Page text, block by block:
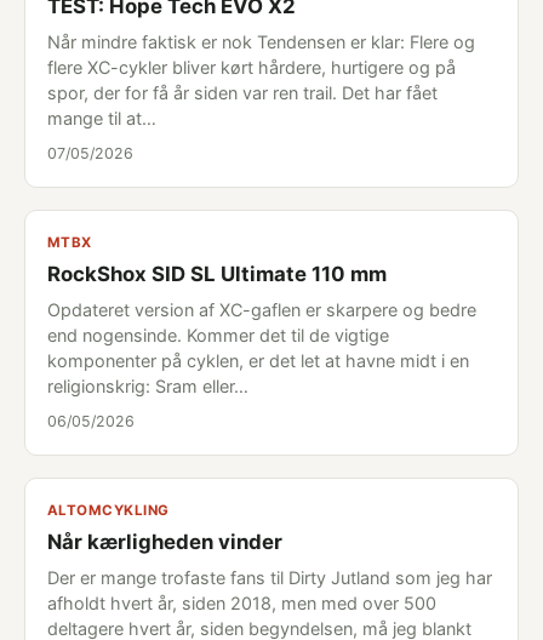
TEST: Hope Tech EVO X2
Når mindre faktisk er nok Tendensen er klar: Flere og
flere XC-cykler bliver kørt hårdere, hurtigere og på
spor, der for få år siden var ren trail. Det har fået
mange til at…
07/05/2026
MTBX
RockShox SID SL Ultimate 110 mm
Opdateret version af XC-gaflen er skarpere og bedre
end nogensinde. Kommer det til de vigtige
komponenter på cyklen, er det let at havne midt i en
religionskrig: Sram eller…
06/05/2026
ALTOMCYKLING
Når kærligheden vinder
Der er mange trofaste fans til Dirty Jutland som jeg har
afholdt hvert år, siden 2018, men med over 500
deltagere hvert år, siden begyndelsen, må jeg blankt